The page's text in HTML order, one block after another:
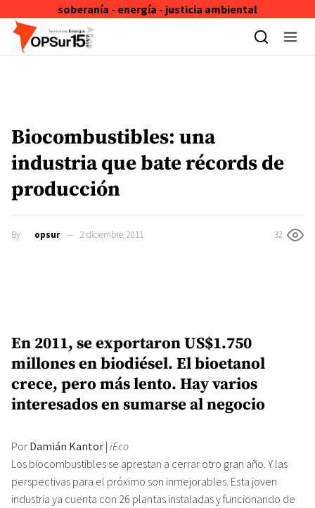
soberanía - energía - justicia ambiental
Skip to content
Biocombustibles: una
industria que bate récords de
producción
By opsur 2 diciembre, 2011 32
En 2011, se exportaron US$1.750
millones en biodiésel. El bioetanol
crece, pero más lento. Hay varios
interesados en sumarse al negocio
Por Damián Kantor | iEco
Los biocombustibles se aprestan a cerrar otro gran año. Y las
perspectivas para el próximo son inmejorables. Esta joven
industria ya cuenta con 26 plantas instaladas y funcionando de